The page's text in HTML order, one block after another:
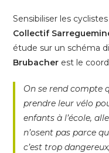
Sensibiliser les
Collectif
étude sur un schéma
Brubacher est le
On se rend compte
prendre leur vélo
enfants à l’école,
n’osent pas parce
c’est trop